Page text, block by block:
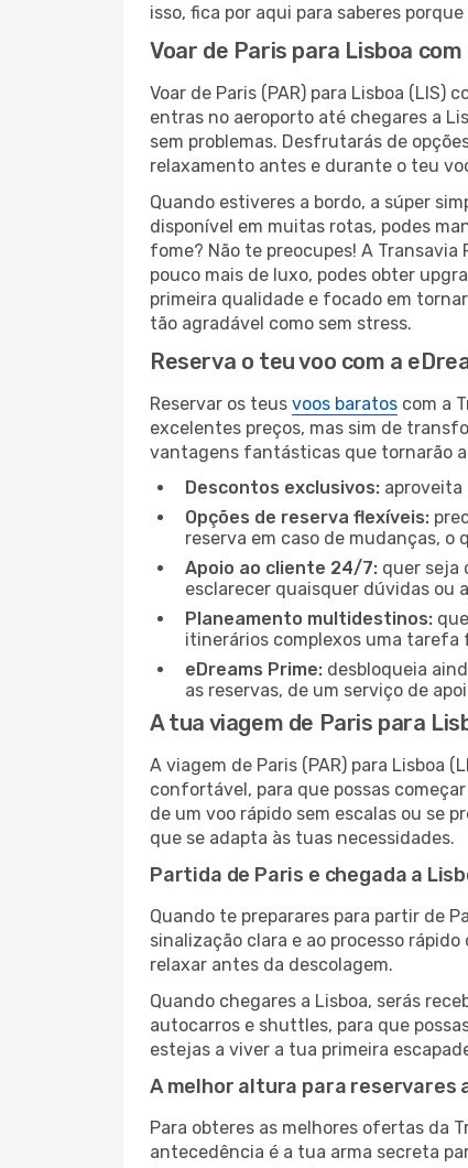
isso, fica por aqui para saberes
Voar de Paris para Lisboa
Voar de Paris (PAR) para Lisboa
entras no aeroporto até chegares a
sem problemas. Desfrutarás de
relaxamento antes e durante o teu
Quando estiveres a bordo, a súper
disponível em muitas rotas, podes
fome? Não te preocupes! A
pouco mais de luxo, podes obter
primeira qualidade e focado em
tão agradável como sem stress.
Reserva o teu voo com a
Reservar os teus voos baratos com a
excelentes preços, mas sim de
vantagens fantásticas que tornarão
Descontos exclusivos: aproveita
Opções de reserva flexíveis:
reserva em caso de mudanças, o
Apoio ao cliente 24/7: quer seja
esclarecer quaisquer dúvidas ou
Planeamento multidestinos:
itinerários complexos uma tarefa
eDreams Prime: desbloqueia
as reservas, de um serviço de
A tua viagem de Paris para
A viagem de Paris (PAR) para Lisboa
confortável, para que possas
de um voo rápido sem escalas ou se
que se adapta às tuas necessidades.
Partida de Paris e chegada a
Quando te preparares para partir de
sinalização clara e ao processo
relaxar antes da descolagem.
Quando chegares a Lisboa, serás
autocarros e shuttles, para que
estejas a viver a tua primeira
A melhor altura para reservares
Para obteres as melhores ofertas da
antecedência é a tua arma secreta